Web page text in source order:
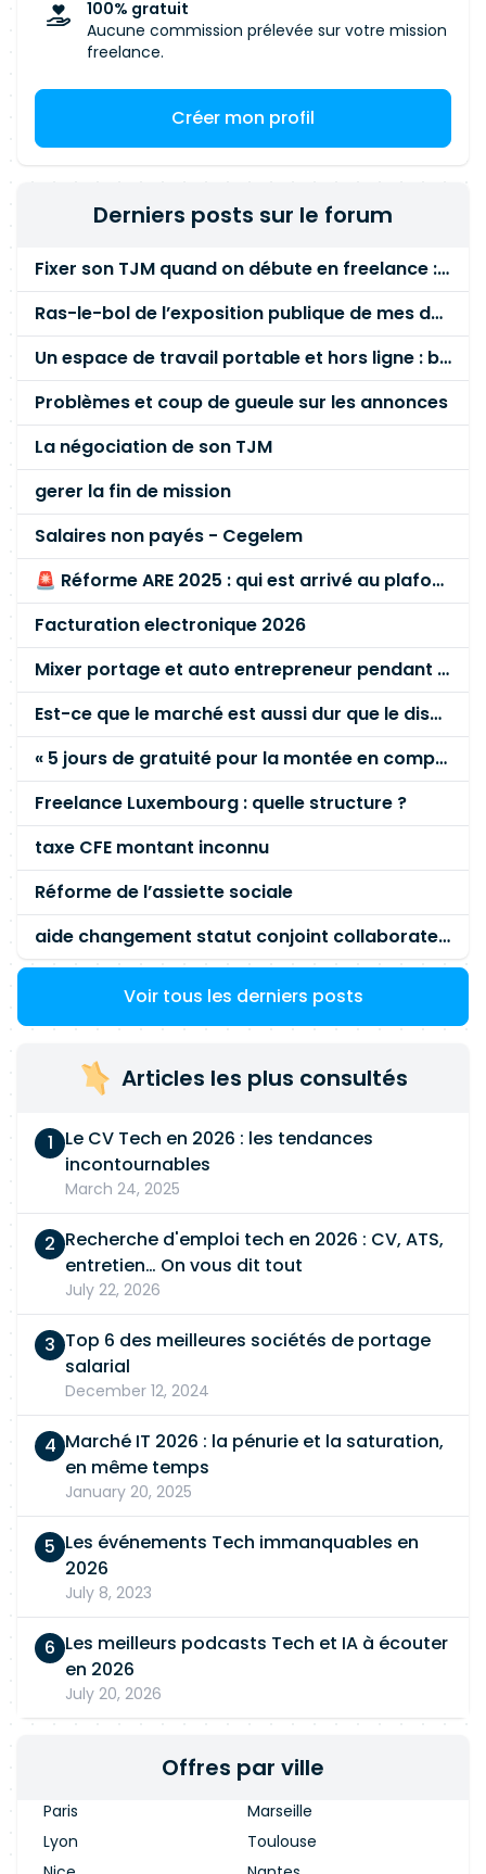
100% gratuit
Aucune commission prélevée sur votre mission
freelance.
Créer mon profil
Derniers posts sur le forum
Fixer son TJM quand on débute en freelance : la méthode mathématique (et pas au feeling) 🛑
Ras-le-bol de l’exposition publique de mes données personnelles liées à mon entreprise
Un espace de travail portable et hors ligne : besoin réel ou fausse bonne idée ?
Problèmes et coup de gueule sur les annonces
La négociation de son TJM
gerer la fin de mission
Salaires non payés - Cegelem
🚨 Réforme ARE 2025 : qui est arrivé au plafond des 60 % en gardant son entreprise ?
Facturation electronique 2026
Mixer portage et auto entrepreneur pendant des années - quel risque ?
Est-ce que le marché est aussi dur que le disent les commerciaux ?
« 5 jours de gratuité pour la montée en compétence »
Freelance Luxembourg : quelle structure ?
taxe CFE montant inconnu
Réforme de l’assiette sociale
aide changement statut conjoint collaborateur
Voir tous les derniers posts
Articles les plus consultés
Le CV Tech en 2026 : les tendances
incontournables
March 24, 2025
Recherche d'emploi tech en 2026 : CV, ATS,
entretien… On vous dit tout
July 22, 2026
Top 6 des meilleures sociétés de portage
salarial
December 12, 2024
Marché IT 2026 : la pénurie et la saturation,
en même temps
January 20, 2025
Les événements Tech immanquables en
2026
July 8, 2023
Les meilleurs podcasts Tech et IA à écouter
en 2026
July 20, 2026
Offres par ville
Paris
Marseille
Lyon
Toulouse